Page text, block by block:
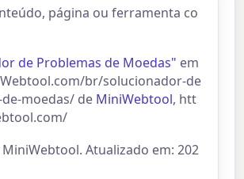
página ou ferramenta co
de Problemas de Moedas" em
br/solucionador-de
moedas/ de MiniWebtool, htt
Atualizado em: 202